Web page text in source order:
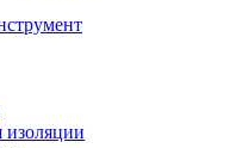
изоляции